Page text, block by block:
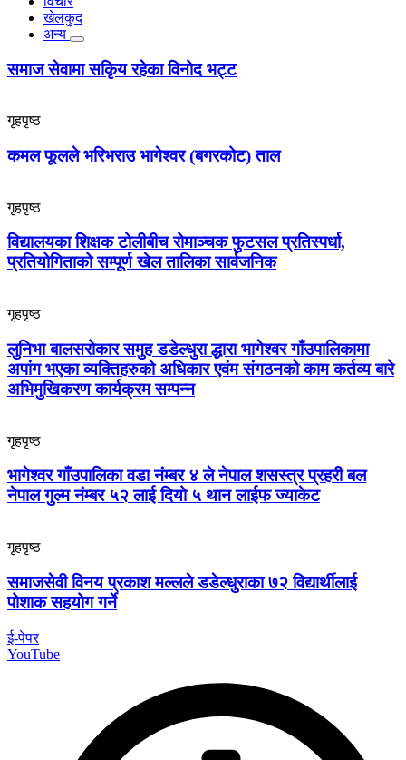
खेलकुद
अन्य
समाज सेवामा सकिृय रहेका विनोद भट्ट
गृहपृष्ठ
कमल फूलले भरिभराउ भागेश्वर (बगरकोट) ताल
गृहपृष्ठ
विद्यालयका शिक्षक टोलीबीच रोमाञ्चक फुटसल प्रतिस्पर्धा,
प्रतियोगिताको सम्पूर्ण खेल तालिका सार्वजनिक
गृहपृष्ठ
लुनिभा बालसरोकार समुह डडेल्धुरा द्धारा भागेश्वर गाँउपालिकामा
अपांग भएका व्यक्तिहरुको अधिकार एवंम संगठनको काम कर्तव्य बारे
अभिमुखिकरण कार्यक्रम सम्पन्न
गृहपृष्ठ
भागेश्वर गाँउपालिका वडा नंम्बर ४ ले नेपाल शसस्त्र प्रहरी बल
नेपाल गुल्म नंम्बर ५२ लाई दियो ५ थान लाईफ ज्याकेट
गृहपृष्ठ
समाजसेवी विनय प्रकाश मल्लले डडेल्धुराका ७२ विद्यार्थीलाई
पोशाक सहयोग गर्ने
ई-पेपर
YouTube